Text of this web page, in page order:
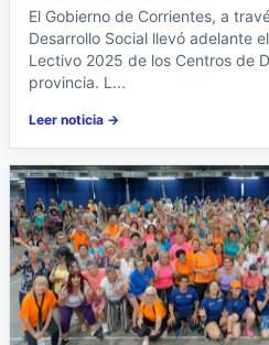
El Gobierno de Corrientes, a
Desarrollo Social llevó adelante
Lectivo 2025 de los Centros de
provincia. L...
Leer noticia →